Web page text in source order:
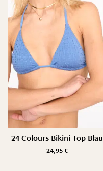
24 Colours Bikini Top Blau
24,95€